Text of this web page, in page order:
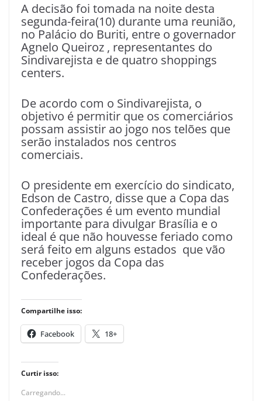
A decisão foi tomada na noite desta
segunda-feira(10) durante uma reunião,
no Palácio do Buriti, entre o governador
Agnelo Queiroz , representantes do
Sindivarejista e de quatro shoppings
centers.
De acordo com o Sindivarejista, o
objetivo é permitir que os comerciários
possam assistir ao jogo nos telões que
serão instalados nos centros
comerciais.
O presidente em exercício do sindicato,
Edson de Castro, disse que a Copa das
Confederações é um evento mundial
importante para divulgar Brasília e o
ideal é que não houvesse feriado como
será feito em alguns estados que vão
receber jogos da Copa das
Confederações.
Compartilhe isso:
Facebook 18+
Curtir isso:
Carregando...